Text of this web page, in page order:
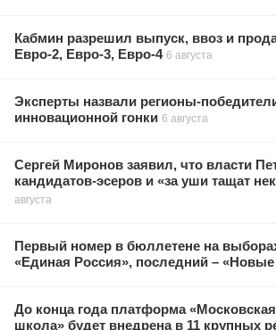
Кабмин разрешил выпуск, ввоз и
Евро-2, Евро-3, Евро-4 6 августа
Эксперты назвали регионы-
инновационной гонки 6 августа
Сергей Миронов заявил, что власти
кандидатов-эсеров и «за уши тащат
августа
Первый номер в бюллетене на
«Единая Россия», последний –
До конца года платформа
школа» будет внедрена в 11 крупных